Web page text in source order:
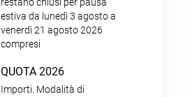
estiva da lunedì 3 agosto a
venerdì 21 agosto 2026
compresi
QUOTA 2026
Importi. Modalità di